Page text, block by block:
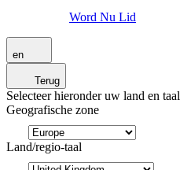
Word Nu Lid
en
Terug
Selecteer hieronder uw land en taal
Geografische zone
Land/regio-taal